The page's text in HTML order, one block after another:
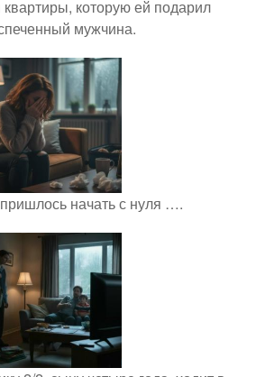
которую ей подарил
мужчина.
начать с нуля ….